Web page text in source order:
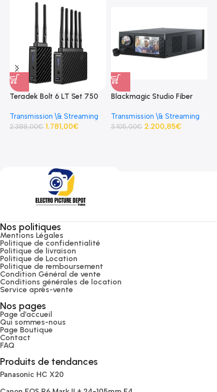
Teradek Bolt 6 LT Set 750
Transmitter/Receiver Kit
Transmission \& Streaming
2.388,00€ 1.781,00€
Blackmagic Studio Fiber
optique
Transmission \& Streaming
3.105,00€ 2.200,85€
Nos politiques
Mentions Légales
Politique de confidentialité
Politique de livraison
Politique de Location
Politique de remboursement
Condition Général de vente
Conditions générales de location
Service après-vente
Nos pages
Page d’accueil
Qui sommes-nous
Page Boutique
Contact
FAQ
Produits de tendances
Panasonic HC X20